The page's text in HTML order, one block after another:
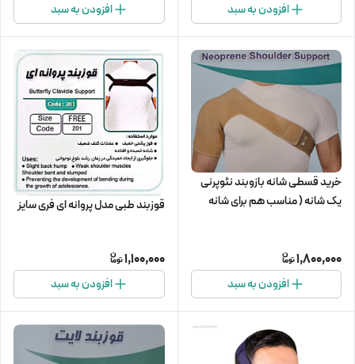
افزودن به سبد افزودن به سبد
خرید قسطی شانه بازوبند نئوپرنی
یک شانه ( مناسب هم برای شانه
1,800,000
افزودن به سبد
قوزبند طبی مدل پروانه ای فری سایز
1,100,000
افزودن به سبد